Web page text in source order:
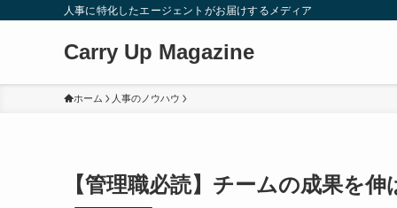
人事に特化したエージェントがお届けするメディア
Carry Up Magazine
ホーム 人事のノウハウ
【管理職必読】チームの成果を